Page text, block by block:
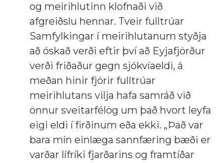
og meirihlutinn klofnaði við
afgreiðslu hennar. Tveir fulltrúar
Samfylkingar í meirihlutanum styðja
að óskað verði eftir því að Eyjafjörður
verði friðaður gegn sjókvíaeldi, á
meðan hinir fjórir fulltrúar
meirihlutans vilja hafa samráð við
önnur sveitarfélög um það hvort leyfa
eigi eldi í firðinum eða ekki. „Það var
bara mín einlæga sannfæring bæði er
varðar lífríki fjarðarins og framtíðar